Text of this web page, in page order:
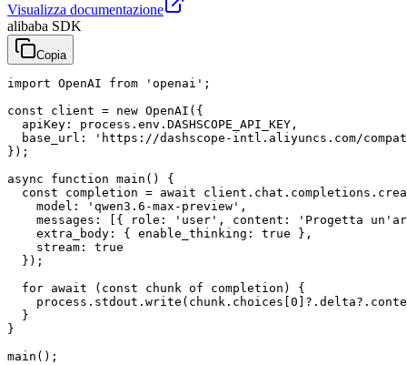
Visualizza documentazione
alibaba SDK
Copia
import OpenAI from 'openai';
const client = new OpenAI({
  apiKey: process.env.DASHSCOPE_API_KEY,
base_url: 'https://dashscope-intl.aliyuncs.com/
});
async function main() {
const completion = await
    model: 'qwen3.6-max-preview',
messages: [{ role: 'user', content: 'Progetta
    extra_body: { enable_thinking: true },
    stream: true
  });
  for await (const chunk of completion) {
  }
}
main();